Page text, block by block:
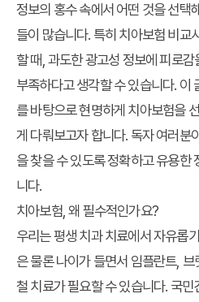
정보의 홍수 속에서 어떤 것을 선택
들이 많습니다. 특히 치아보험 비교
할 때, 과도한 광고성 정보에 피로
부족하다고 생각할 수 있습니다. 이
를 바탕으로 현명하게 치아보험을
게 다뤄보고자 합니다. 독자 여러분
을 찾을 수 있도록 정확하고 유용한
니다.
치아보험, 왜 필수적인가요?
우리는 평생 치과 치료에서 자유롭
은 물론 나이가 들면서 임플란트,
철 치료가 필요할 수 있습니다. 국민